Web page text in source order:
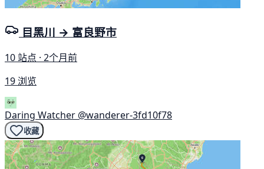
目黑川 → 富良野市
10 站点 · 2个月前
19 浏览
Daring Watcher @wanderer-3fd10f78
收藏